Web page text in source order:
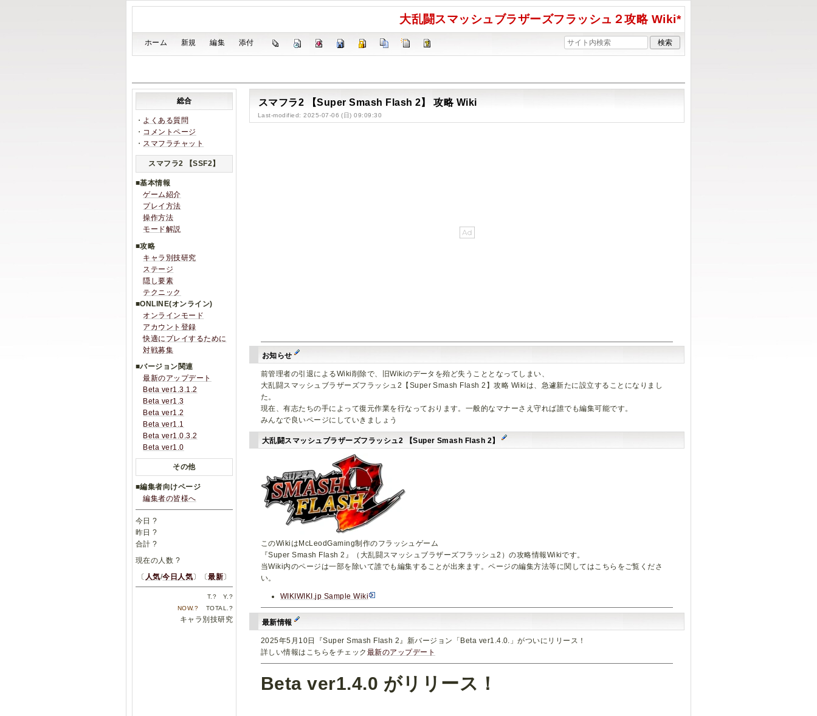
大乱闘スマッシュブラザーズフラッシュ２攻略 Wiki*
ホーム 新規 編集 添付
スマフラ2 【Super Smash Flash 2】 攻略 Wiki
Last-modified: 2025-07-06 (日) 09:09:30
お知らせ
前管理者の引退によるWiki削除で、旧Wikiのデータを殆ど失うこととなってしまい、
大乱闘スマッシュブラザーズフラッシュ2【Super Smash Flash 2】攻略 Wikiは、急遽新たに設立することになりまし
た。
現在、有志たちの手によって復元作業を行なっております。一般的なマナーさえ守れば誰でも編集可能です。
みんなで良いページにしていきましょう
大乱闘スマッシュブラザーズフラッシュ2 【Super Smash Flash 2】
このWikiはMcLeodGaming制作のフラッシュゲーム
『Super Smash Flash 2』（大乱闘スマッシュブラザーズフラッシュ2）の攻略情報Wikiです。
当Wiki内のページは一部を除いて誰でも編集することが出来ます。ページの編集方法等に関してはこちらをご覧くださ
い。
WIKIWIKI.jp Sample Wiki
最新情報
2025年5月10日『Super Smash Flash 2』新バージョン「Beta ver1.4.0.」がついにリリース！
詳しい情報はこちらをチェック 最新のアップデート
Beta ver1.4.0 がリリース！
総合
・ よくある質問
・ コメントページ
・ スマフラチャット
スマフラ2 【SSF2】
■基本情報
ゲーム紹介
プレイ方法
操作方法
モード解説
■攻略
キャラ別技研究
ステージ
隠し要素
テクニック
■ONLINE(オンライン)
オンラインモード
アカウント登録
快適にプレイするために
対戦募集
■バージョン関連
最新のアップデート
Beta ver1.3.1.2
Beta ver1.3
Beta ver1.2
Beta ver1.1
Beta ver1.0.3.2
Beta ver1.0
その他
■編集者向けページ
編集者の皆様へ
今日?
昨日?
合計?
現在の人数 ?
〔 人気/今日人気〕〔最新〕
T.? Y.?
NOW.? TOTAL.?
キャラ別技研究